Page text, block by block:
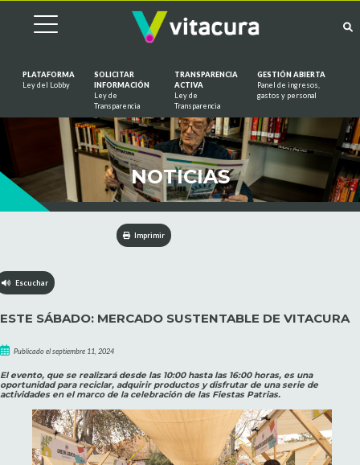
PLATAFORMA
Ley del Lobby
SOLICITAR
INFORMACIÓN
Ley de
Transparencia
TRANSPARENCIA
ACTIVA
Ley de
Transparencia
GESTIÓN ABIERTA
Panel de ingresos,
gastos y personal
NOTICIAS
Imprimir
Escuchar
ESTE SÁBADO: MERCADO SUSTENTABLE DE VITACURA
Publicado el septiembre 11, 2024
El evento, que se realizará desde las 10:00 hasta las 16:00 horas, es una
oportunidad para reciclar, adquirir productos y disfrutar de una serie de
actividades en el marco de la celebración de las Fiestas Patrias.